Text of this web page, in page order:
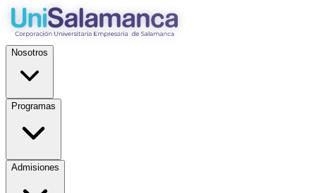
Nosotros
Programas
Admisiones